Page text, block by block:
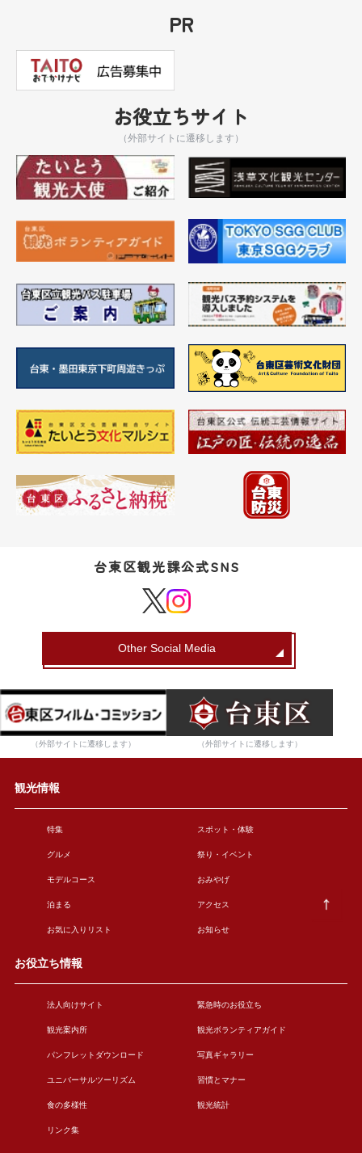
PR
お役立ちサイト
（外部サイトに遷移します）
台東区観光課公式SNS
Other Social Media
（外部サイトに遷移します） （外部サイトに遷移します）
観光情報
特集 スポット・体験
グルメ 祭り・イベント
モデルコース おみやげ
泊まる アクセス
お気に入りリスト お知らせ
お役立ち情報
法人向けサイト 緊急時のお役立ち
観光案内所 観光ボランティアガイド
パンフレットダウンロード 写真ギャラリー
ユニバーサルツーリズム 習慣とマナー
食の多様性 観光統計
リンク集